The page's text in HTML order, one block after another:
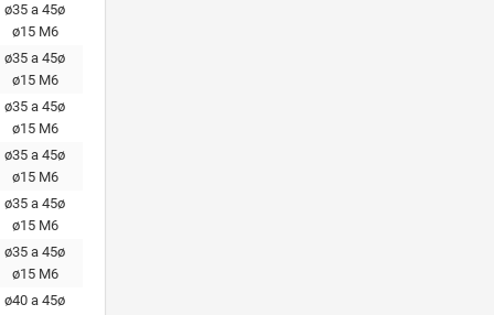
ø35 a 45ø
ø15 M6
ø35 a 45ø
ø15 M6
ø35 a 45ø
ø15 M6
ø35 a 45ø
ø15 M6
ø35 a 45ø
ø15 M6
ø35 a 45ø
ø15 M6
ø40 a 45ø